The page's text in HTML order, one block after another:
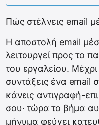
Πώς στέλνεις email
Η αποστολή email
λειτουργεί προς το
του εργαλείου.
συντάξεις ένα email
κάνεις αντιγραφή-
σου· τώρα το βήμα
μήνυμα φεύγει